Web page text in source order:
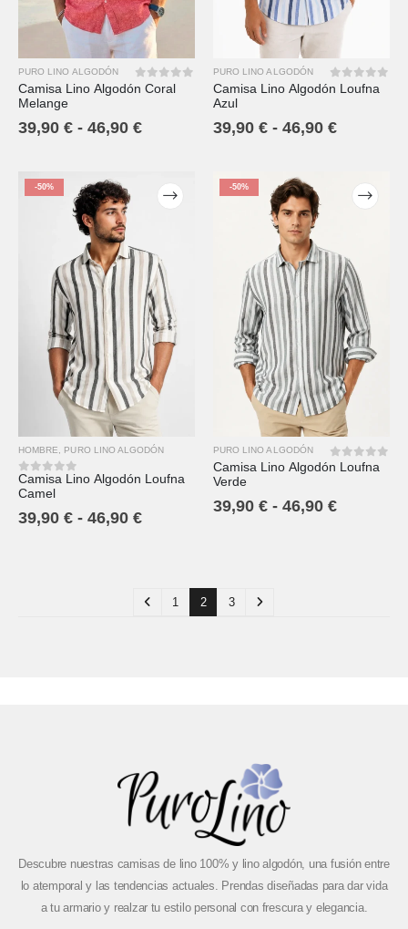
PURO LINO ALGODÓN
0 out of 5
Camisa Lino Algodón Coral
Melange
39,90 € - 46,90 €
PURO LINO ALGODÓN
0 out of 5
Camisa Lino Algodón Loufna
Azul
39,90 € - 46,90 €
-50%
HOMBRE PURO LINO ALGODÓN
0out of 5
Camisa Lino Algodón Loufna
Camel
39,90 € - 46,90 €
-50%
PURO LINO ALGODÓN
0 out of 5
Camisa Lino Algodón Loufna
Verde
39,90 € - 46,90 €
1 2 3
Descubre nuestras camisas de lino 100% y lino algodón, una fusión entre
lo atemporal y las tendencias actuales. Prendas diseñadas para dar vida
a tu armario y realzar tu estilo personal con frescura y elegancia.